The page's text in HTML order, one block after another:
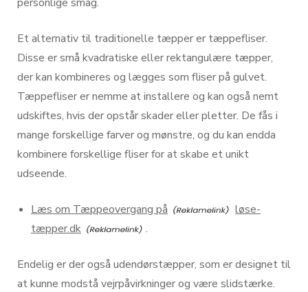
Et alternativ til traditionelle tæpper er tæppefliser.
Disse er små kvadratiske eller rektangulære tæpper,
der kan kombineres og lægges som fliser på gulvet.
Tæppefliser er nemme at installere og kan også nemt
udskiftes, hvis der opstår skader eller pletter. De fås i
mange forskellige farver og mønstre, og du kan endda
kombinere forskellige fliser for at skabe et unikt
udseende.
Læs om Tæppeovergang på
løse-
tæpper.dk
.
Endelig er der også udendørstæpper, som er designet til
at kunne modstå vejrpåvirkninger og være slidstærke.